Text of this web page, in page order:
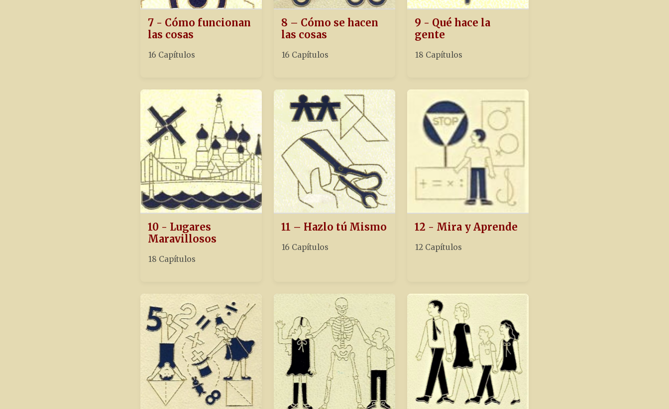
7 - Cómo funcionan
las cosas
16 Capítulos
8 – Cómo se hacen
las cosas
16 Capítulos
9 - Qué hace la
gente
18 Capítulos
10 - Lugares
Maravillosos
18 Capítulos
11 – Hazlo tú Mismo
16 Capítulos
12 - Mira y Aprende
12 Capítulos